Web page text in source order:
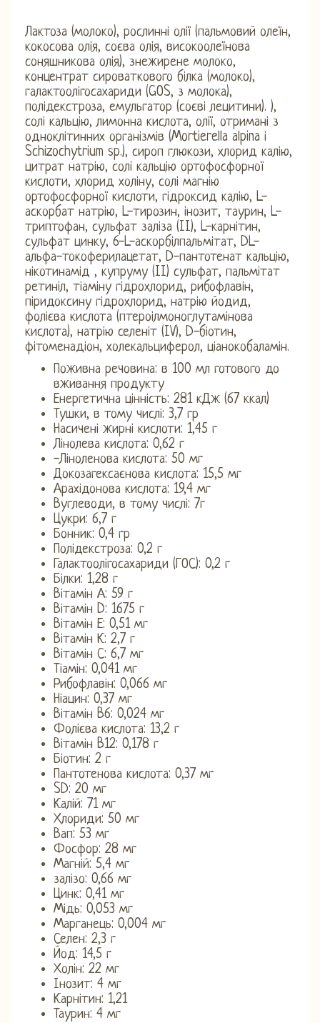
Лактоза (молоко), рослинні олії (пальмовий олеїн,
кокосова олія, соєва олія, високоолеїнова
соняшникова олія), знежирене молоко,
концентрат сироваткового білка (молоко),
галактоолігосахариди (GOS, з молока),
полідекстроза, емульгатор (соєві лецитини). ),
солі кальцію, лимонна кислота, олії, отримані з
одноклітинних організмів (Mortierella alpina і
Schizochytrium sp.), сироп глюкози, хлорид калію,
цитрат натрію, солі кальцію ортофосфорної
кислоти, хлорид холіну, солі магнію
ортофосфорної кислоти, гідроксид калію, L-
аскорбат натрію, L-тирозин, інозит, таурин, L-
триптофан, сульфат заліза (II), L-карнітин,
сульфат цинку, 6-L-аскорбілпальмітат, DL-
альфа-токоферилацетат, D-пантотенат кальцію,
нікотинамід , купруму (II) сульфат, пальмітат
ретиніл, тіаміну гідрохлорид, рибофлавін,
піридоксину гідрохлорид, натрію йодид,
фолієва кислота (птероілмоноглутамінова
кислота), натрію селеніт (IV), D-біотин,
фітоменадіон, холекальциферол, ціанокобаламін.
Поживна речовина: в 100 мл готового до
вживання продукту
Енергетична цінність: 281 кДж (67 ккал)
Тушки, в тому числі: 3,7 гр
Насичені жирні кислоти: 1,45 г
Лінолева кислота: 0,62 г
-Ліноленова кислота: 50 мг
Докозагексаєнова кислота: 15,5 мг
Арахідонова кислота: 19,4 мг
Вуглеводи, в тому числі: 7г
Цукри: 6,7 г
Бонник: 0,4 гр
Полідекстроза: 0,2 г
Галактоолігосахариди (ГОС): 0,2 г
Білки: 1,28 г
Вітамін А: 59 г
Вітамін D: 1675 г
Вітамін Е: 0,51 мг
Вітамін К: 2,7 г
Вітамін С: 6,7 мг
Тіамін: 0,041 мг
Рибофлавін: 0,066 мг
Ніацин: 0,37 мг
Вітамін B6: 0,024 мг
Фолієва кислота: 13,2 г
Вітамін B12: 0,178 г
Біотин: 2 г
Пантотенова кислота: 0,37 мг
SD: 20 мг
Калій: 71 мг
Хлориди: 50 мг
Вап: 53 мг
Фосфор: 28 мг
Магній: 5,4 мг
залізо: 0,66 мг
Цинк: 0,41 мг
Мідь: 0,053 мг
Марганець: 0,004 мг
Селен: 2,3 г
Йод: 14,5 г
Холін: 22 мг
Інозит: 4 мг
Карнітин: 1,21
Таурин: 4 мг